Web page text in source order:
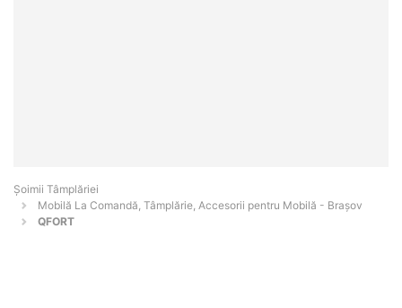
Șoimii Tâmplăriei
Mobilă La Comandă, Tâmplărie, Accesorii pentru Mobilă - Braşov
QFORT